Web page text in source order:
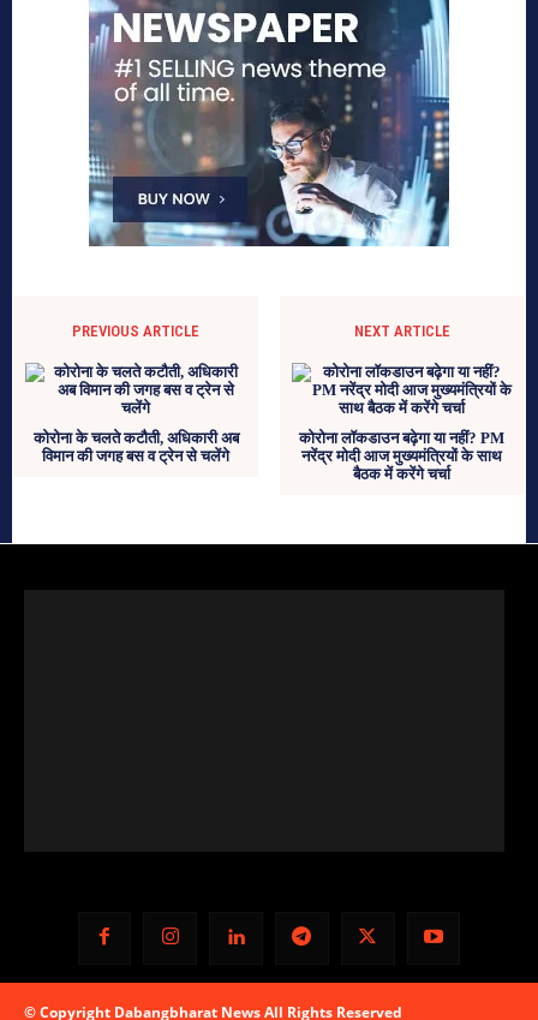
PREVIOUS ARTICLE
कोरोना के चलते कटौती, अधिकारी अब
विमान की जगह बस व ट्रेन से चलेंगे
NEXT ARTICLE
कोरोना लॉकडाउन बढ़ेगा या नहीं? PM
नरेंद्र मोदी आज मुख्यमंत्रियों के साथ
बैठक में करेंगे चर्चा
© Copyright Dabangbharat News All Rights Reserved